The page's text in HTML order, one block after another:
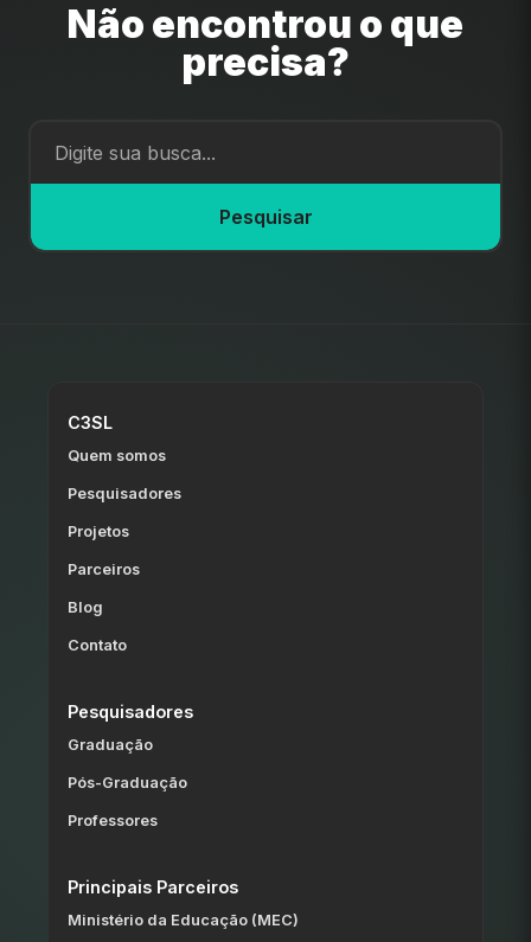
Não encontrou o que
precisa?
Pesquisar
C3SL
Quem somos
Pesquisadores
Projetos
Parceiros
Blog
Contato
Pesquisadores
Graduação
Pós-Graduação
Professores
Principais Parceiros
Ministério da Educação (MEC)